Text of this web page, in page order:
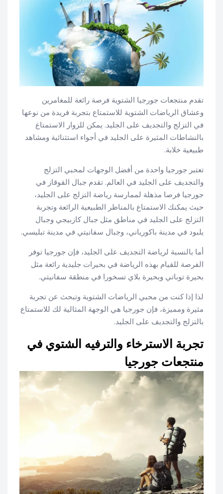
تقدم منتجعات جورجيا الشتوية فرصة رائعة للمغامرين
وعشاق الرياضات الشتوية للاستمتاع بتجربة فريدة من نوعها
في التزلج والتجديف على الجليد. يمكن للزوار الاستمتاع
بالنشاطات المثيرة على الجليد في أجواء استثنائية ومشاهد
طبيعية خلابة.
تعتبر جورجيا واحدة من أفضل الوجهات لمحبي التزلج
والتجديف على الجليد في العالم. تقدم جبال القوقاز في
جورجيا فرصا مذهلة لممارسة رياضة التزلج على الجليد،
حيث يمكنك الاستمتاع بالمناظر الطبيعية الرائعة وتجربة
التزلج على الجليد في مناطق مثل جبال كازبيجي وجبال
يلبود في مدينة باكورياني، وجبال سفانيتي في مدينة تبليسي.
أما بالنسبة لرياضة التجديف على الجليد، فإن جورجيا توفر
الفرصة للقيام بهذه الرياضة في بحيرات جليدية رائعة مثل
بحيرة توباتي وبحيرة بلاي تسخورا في منطقة سفانيتي.
لذا إذا كنت من محبي الرياضات الشتوية وتبحث عن تجربة
مثيرة ومميزة، فإن جورجيا هي الوجهة المثالية لك للاستمتاع
بالتزلج والتجديف على الجليد.
تجربة الاسترخاء والترفيه الشتوي في
منتجعات جورجيا